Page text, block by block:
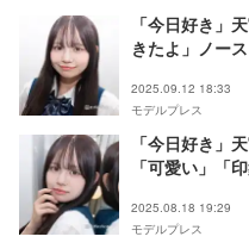
「今日好き」
きたよ」ノー
2025.09.12 18:33
モデルプレス
「今日好き」
「可愛い」「
2025.08.18 19:29
モデルプレス